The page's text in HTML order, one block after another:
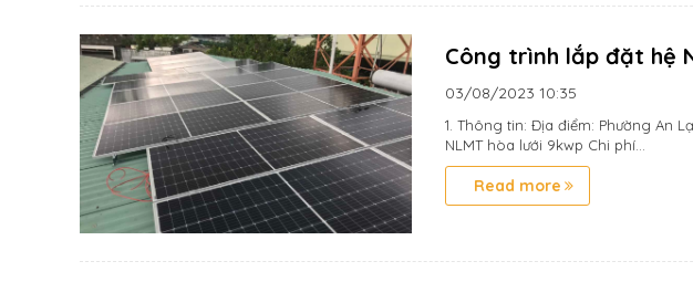
Công trình lắp đặt hệ
03/08/2023 10:35
1. Thông tin: Địa điểm: Phường An
NLMT hòa lưới 9kwp Chi phí...
Read more